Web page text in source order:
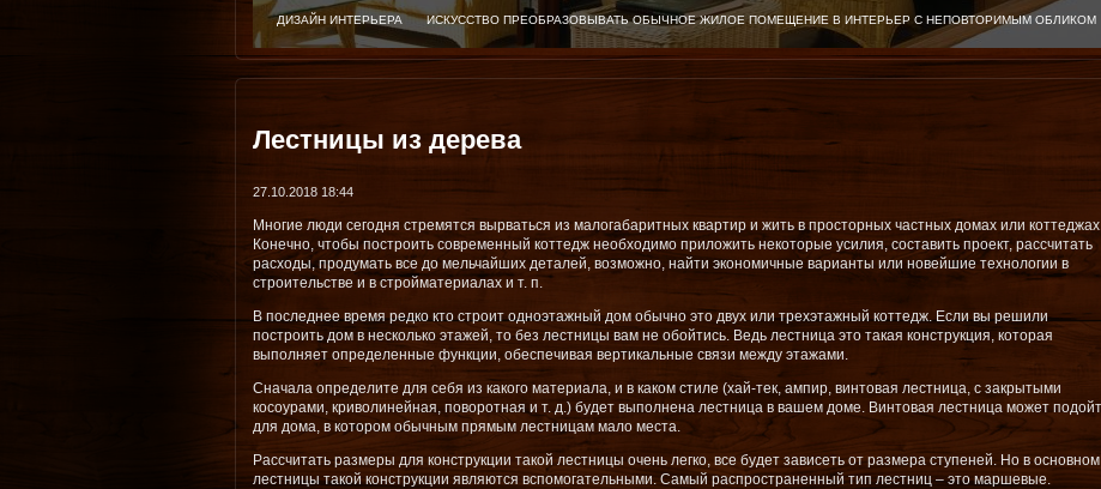
ДИЗАЙН ИНТЕРЬЕРА ИСКУССТВО ПРЕОБРАЗОВЫВАТЬ ОБЫЧНОЕ ЖИЛОЕ ПОМЕЩЕНИЕ В ИНТЕРЬЕР С НЕПОВТОРИМЫМ ОБЛИКОМ
Лестницы из дерева
27.10.2018 18:44
Многие люди сегодня стремятся вырваться из малогабаритных квартир и жить в просторных частных домах или
Конечно, чтобы построить современный коттедж необходимо приложить некоторые усилия, составить проект, рассчитать
расходы, продумать все до мельчайших деталей, возможно, найти экономичные варианты или новейшие технологии в
строительстве и в стройматериалах и т. п.
В последнее время редко кто строит одноэтажный дом обычно это двух или трехэтажный коттедж. Если вы решили
построить дом в несколько этажей, то без лестницы вам не обойтись. Ведь лестница это такая конструкция, которая
выполняет определенные функции, обеспечивая вертикальные связи между этажами.
Сначала определите для себя из какого материала, и в каком стиле (хай-тек, ампир, винтовая лестница, с закрытыми
косоурами, криволинейная, поворотная и т. д.) будет выполнена лестница в вашем доме. Винтовая лестница может
для дома, в котором обычным прямым лестницам мало места.
Рассчитать размеры для конструкции такой лестницы очень легко, все будет зависеть от размера ступеней. Но в основном
лестницы такой конструкции являются вспомогательными. Самый распространенный тип лестниц – это маршевые.